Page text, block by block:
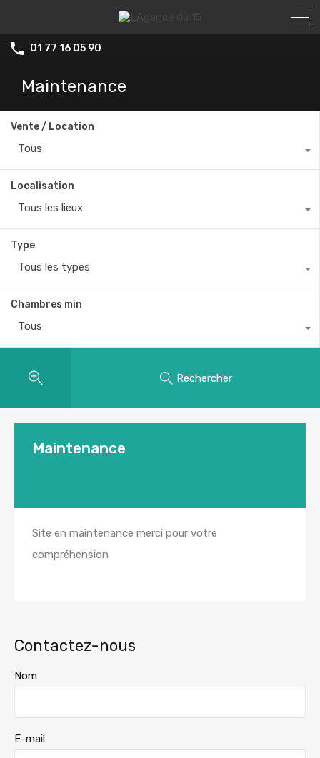
01 77 16 05 90
Maintenance
Vente / Location
Tous
Localisation
Tous les lieux
Type
Tous les types
Chambres min
Tous
Rechercher
Maintenance
Site en maintenance merci pour votre
compréhension
Contactez-nous
Nom
E-mail